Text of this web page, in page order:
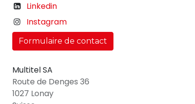
Linkedin
Instagram
Formulaire de contact
Multitel SA
Route de Denges 36
1027 Lonay